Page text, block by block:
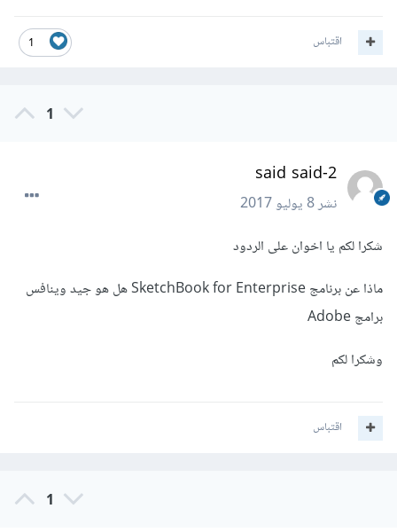
1 اقتباس
1
said said-2
نشر8 يوليو 2017
شكرا لكم يا اخوان على الردود
ماذا عن برنامج SketchBook for Enterprise هل هو جيد وينافس
برامج Adobe
وشكرا لكم
اقتباس
1